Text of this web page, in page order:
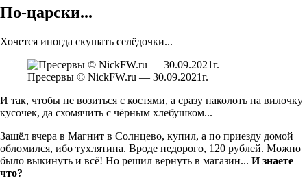
По-царски...
Хочется иногда скушать селёдочки...
Пресервы © NickFW.ru — 30.09.2021г.
И так, чтобы не возиться с костями, а сразу наколоть на вилочку
кусочек, да схомячить с чёрным хлебушком...
Зашёл вчера в Магнит в Солнцево, купил, а по приезду домой
обломился, ибо тухлятина. Вроде недорого, 120 рублей. Можно
было выкинуть и всё! Но решил вернуть в магазин... И знаете
что?